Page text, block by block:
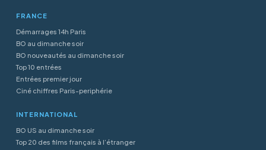
FRANCE
Démarrages 14h Paris
BO au dimanche soir
BO nouveautés au dimanche soir
Top 10 entrées
Entrées premier jour
Ciné chiffres Paris-periphérie
INTERNATIONAL
BO US au dimanche soir
Top 20 des films français à l’étranger